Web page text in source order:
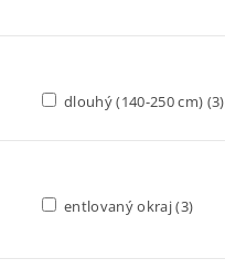
dlouhý (140-250 cm) (3)
entlovaný okraj(3)